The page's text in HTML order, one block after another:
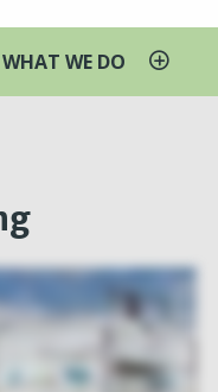
WHAT WE DO